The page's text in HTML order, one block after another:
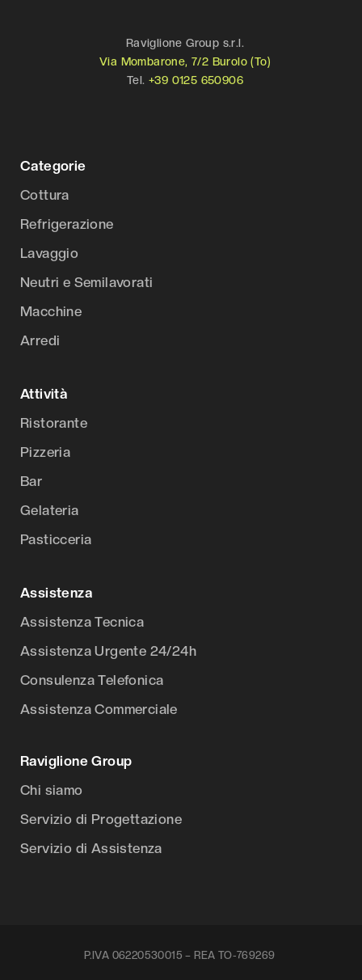
Raviglione Group s.r.l.
Via Mombarone, 7/2 Burolo (To)
Tel. +39 0125 650906
Categorie
Cottura
Refrigerazione
Lavaggio
Neutri e Semilavorati
Macchine
Arredi
Attività
Ristorante
Pizzeria
Bar
Gelateria
Pasticceria
Assistenza
Assistenza Tecnica
Assistenza Urgente 24/24h
Consulenza Telefonica
Assistenza Commerciale
Raviglione Group
Chi siamo
Servizio di Progettazione
Servizio di Assistenza
P.IVA 06220530015 – REA TO-769269